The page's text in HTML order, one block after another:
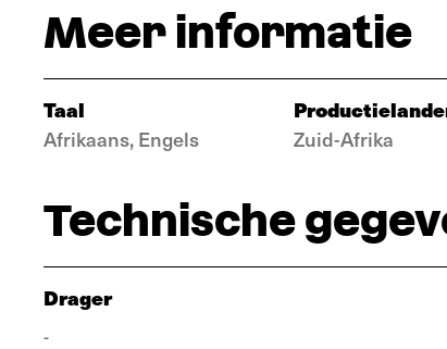
Meer informatie
Taal
Afrikaans, Engels Zuid-Afrika
Technische
Drager
-